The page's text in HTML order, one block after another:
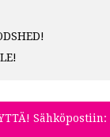
Sähköpostiin: